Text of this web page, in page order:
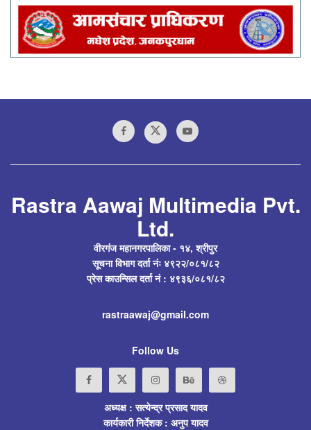
Rastra Aawaj Multimedia Pvt.
Ltd.
वीरगंज महानगरपालिका - १४, श्रीपुर
सूचना विभाग दर्ता नंः ४९२२/०८१/८२
प्रेस काउन्सिल दर्ता नं : ४९३६/०८१/८२
rastraawaj@gmail.com
Follow Us
अध्यक्ष : सत्येन्द्र प्रसाद यादव
कार्यकारी निर्देशक : अनुप यादव